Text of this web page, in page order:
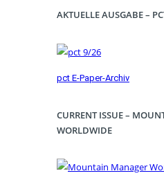
AKTUELLE AUSGABE –
pct E-Paper-Archiv
CURRENT ISSUE –
WORLDWIDE